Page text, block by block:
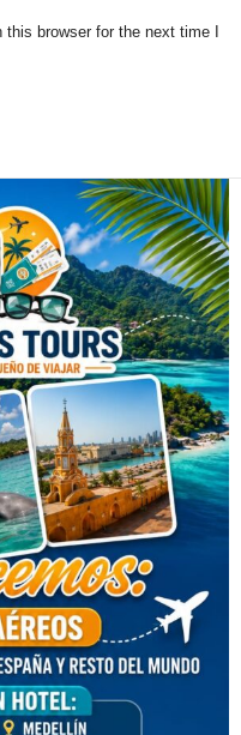
browser for the next time I